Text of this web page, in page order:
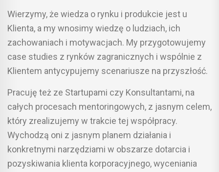
Wierzymy, że wiedza o rynku i produkcie jest u
Klienta, a my wnosimy wiedzę o ludziach, ich
zachowaniach i motywacjach. My przygotowujemy
case studies z rynków zagranicznych i wspólnie z
Klientem antycypujemy scenariusze na przyszłość.
Pracuję też ze Startupami czy Konsultantami, na
całych procesach mentoringowych, z jasnym celem,
który zrealizujemy w trakcie tej współpracy.
Wychodzą oni z jasnym planem działania i
konkretnymi narzędziami w obszarze dotarcia i
pozyskiwania klienta korporacyjnego, wyceniania